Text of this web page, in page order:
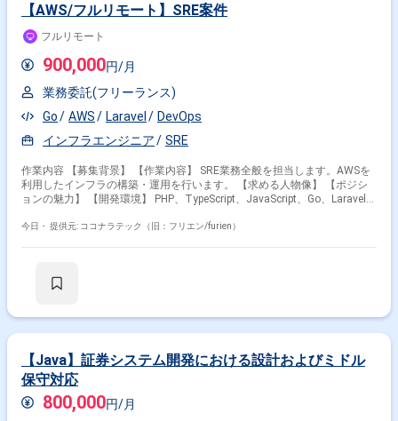
【AWS/フルリモート】SRE案件
フルリモート
900,000円/月
業務委託(フリーランス)
Go
AWS Laravel
DevOps
インフラエンジニア
SRE
作業内容 【募集背景】 【作業内容】 SRE業務全般を担当します。AWSを
利用したインフラの構築・運用を行います。 【求める人物像】 【ポジシ
ョンの魅力】 【開発環境】 PHP、TypeScript、JavaScript、Go、Laravel、
Actions、Terraformを利用します。
今日・ 提供元: ココナラテック（旧：フリエン/furien）
【Java】証券システム開発における設計およびミドル
保守対応
800,000円/月